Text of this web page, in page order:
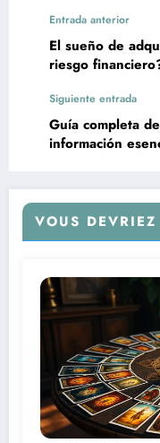
Entrada anterior
El sueño de
riesgo
Siguiente entrada
Guía completa
información
VOUS